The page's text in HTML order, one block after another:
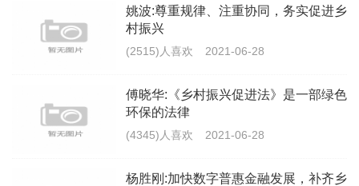
将城镇垃圾、工业固体废物、未经达标处理的城镇污水
等向农业农村转移。（3）禁止向农用地排放重金属或者
其他有毒有害物质含量超标的污水、污泥，以及可能造
成土壤污染的清淤底泥、尾矿、矿渣等。（4）禁止将有
毒有害废物用作肥料或者用于造田和土地复垦。之所以
有这些禁止，是因为在中国城镇化和工业化进程中，乡
村恰恰为此付出了代价，不能再这样亏待乡村了。三是
姚波:尊重规律、注重协同，务实促进乡
村振兴
(2515)人喜欢 2021-06-28
傅晓华:《乡村振兴促进法》是一部绿色
环保的法律
(4345)人喜欢 2021-06-28
杨胜刚:加快数字普惠金融发展，补齐乡